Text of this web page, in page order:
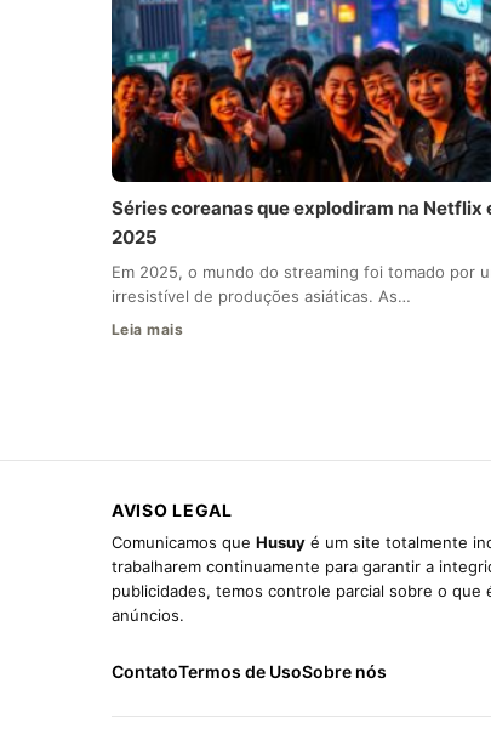
Séries coreanas que explodiram na Netflix
2025
Em 2025, o mundo do streaming foi tomado por
irresistível de produções asiáticas. As…
Leia mais
AVISO LEGAL
Comunicamos que Husuy é um site totalmente
trabalharem continuamente para garantir a
publicidades, temos controle parcial sobre o
anúncios.
ContatoTermos de UsoSobre nós